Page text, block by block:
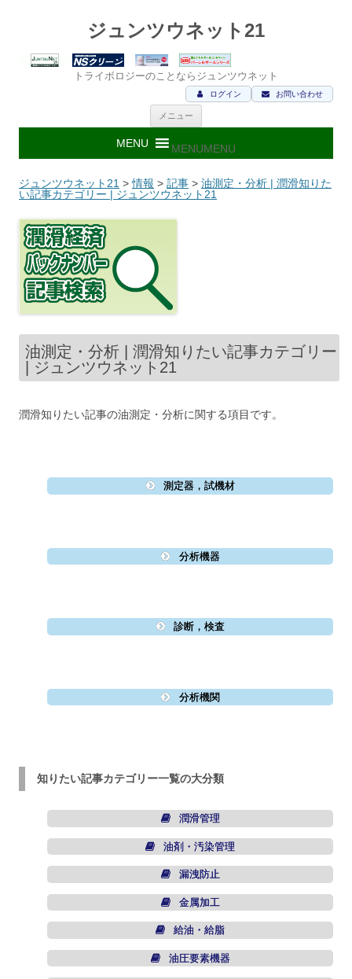
ジュンツウネット21
トライボロジーのことならジュンツウネット
お問い合わせ
ログイン
メニュー
ン
ツ
ス
キ
ッ
MENUMENU
ジュンツウネット21 >情報 > 記事 > 油測定・分析 | 潤滑知りた
い記事カテゴリー | ジュンツウネット21
油測定・分析 | 潤滑知りたい記事カテゴリー
| ジュンツウネット21
潤滑知りたい記事の油測定・分析に関する項目です。
測定器，試機材
分析機器
診断，検査
分析機関
知りたい記事カテゴリー一覧の大分類
潤滑管理
油剤・汚染管理
漏洩防止
金属加工
給油・給脂
油圧要素機器